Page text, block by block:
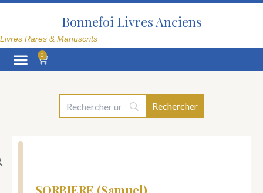
Aller
Bonnefoi Livres Anciens
Livres Rares & Manuscrits
0
Panier
SORBIERE (Samuel).